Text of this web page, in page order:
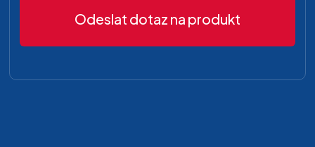
Odeslat dotaz na produkt